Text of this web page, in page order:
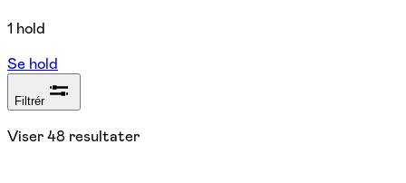
1 hold
Se hold
Filtrér
Viser48 resultater